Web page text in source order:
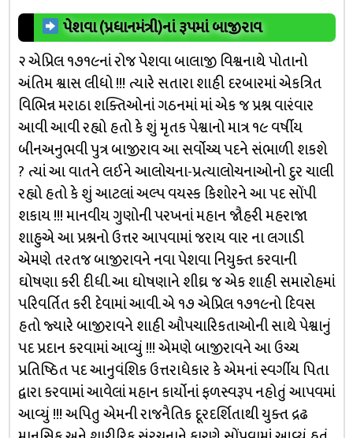
પેશવા (પ્રધાનમંત્રી)નાં રૂપમાં બાજીરાવ
૨ એપ્રિલ ૧૭૧૯નાં રોજ પેશવા બાલાજી વિશ્વનાથે પોતાનો
અંતિમ શ્વાસ લીધો !!! ત્યારે સતારા શાહી દરબારમાં એકત્રિત
વિભિન્ન મરાઠા શક્તિઓનાં ગઠનમાં માં એક જ પ્રશ્ન વારંવાર
આવી આવી રહ્યો હતો કે શું મૃતક પેશ્વાનો માત્ર ૧૯ વર્ષીય
બીનઅનુભવી પુત્ર બાજીરાવ આ સર્વોચ્ચ પદને સંભાળી શકશે
? ત્યાં આ વાતને લઈને આલોચના-પ્રત્યાલોચનાઓનો દુર ચાલી
રહ્યો હતો કે શું આટલાં અલ્પ વયસ્ક કિશોરને આ પદ સોંપી
શકાય !!! માનવીય ગુણોની પરખનાં મહાન જૌહરી મહરાજા
શાહુએ આ પ્રશ્નનો ઉત્તર આપવામાં જરાય વાર ના લગાડી
એમણે તરતજ બાજીરાવને નવા પેશવા નિયુક્ત કરવાની
ઘોષણા કરી દીધી. આ ઘોષણાને શીઘ્ર જ એક શાહી સમારોહમાં
પરિવર્તિત કરી દેવામાં આવી. એ ૧૭ એપ્રિલ ૧૭૧૯નો દિવસ
હતો જ્યારે બાજીરાવને શાહી ઔપચારિકતાઓની સાથે પેશ્વાનું
પદ પ્રદાન કરવામાં આવ્યું !!! એમણે બાજીરાવને આ ઉચ્ચ
પ્રતિષ્ઠિત પદ આનુવંશિક ઉત્તરાધેકાર કે એમનાં સ્વર્ગીય પિતા
દ્વારા કરવામાં આવેલાં મહાન કાર્યોનાં ફળસ્વરૂપ નહોતું આપવમાં
આવ્યું !!! અપિતુ એમની રાજનૈતિક દૂરદર્શિતાથી યુક્ત દ્રઢ